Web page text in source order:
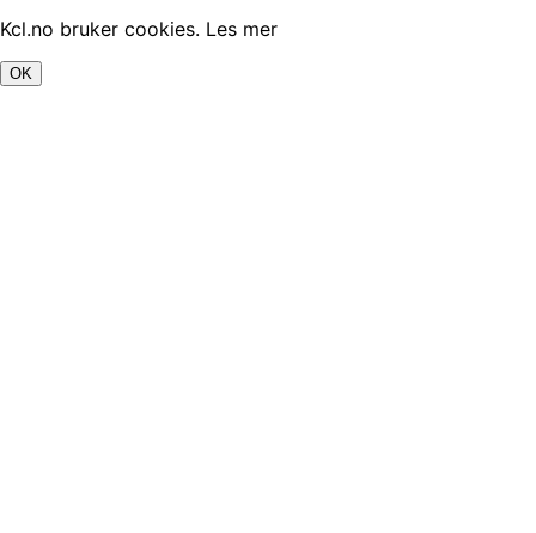
Kcl.no bruker cookies. Les mer
OK